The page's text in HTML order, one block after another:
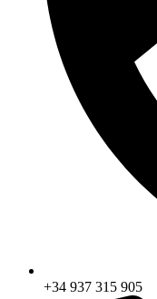
+34 937 315 905